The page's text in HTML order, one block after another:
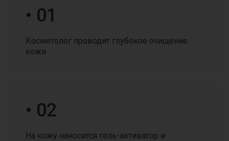
• 01
Косметолог проводит глубокое очищение
кожи
• 02
На кожу наносится гель-активатор и
специальными предложениями,
для этого жмите кнопку